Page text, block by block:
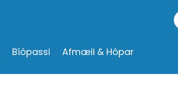
Bíópassi Afmæli & Hópar